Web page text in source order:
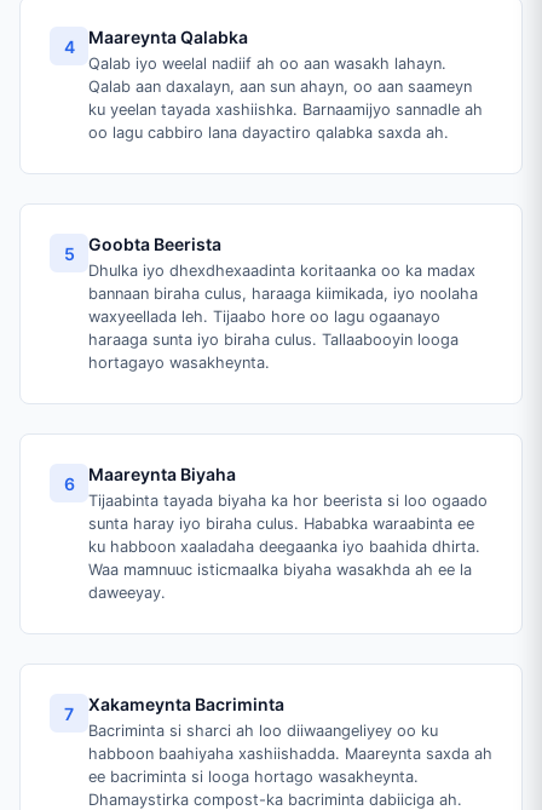
4 Maareynta Qalabka
Qalab iyo weelal nadiif ah oo aan wasakh lahayn.
Qalab aan daxalayn, aan sun ahayn, oo aan saameyn
ku yeelan tayada xashiishka. Barnaamijyo sannadle ah
oo lagu cabbiro lana dayactiro qalabka saxda ah.
5 Goobta Beerista
Dhulka iyo dhexdhexaadinta koritaanka oo ka madax
bannaan biraha culus, haraaga kiimikada, iyo noolaha
waxyeellada leh. Tijaabo hore oo lagu ogaanayo
haraaga sunta iyo biraha culus. Tallaabooyin looga
hortagayo wasakheynta.
6 Maareynta Biyaha
Tijaabinta tayada biyaha ka hor beerista si loo ogaado
sunta haray iyo biraha culus. Hababka waraabinta ee
ku habboon xaaladaha deegaanka iyo baahida dhirta.
Waa mamnuuc isticmaalka biyaha wasakhda ah ee la
daweeyay.
7 Xakameynta Bacriminta
Bacriminta si sharci ah loo diiwaangeliyey oo ku
habboon baahiyaha xashiishadda. Maareynta saxda ah
ee bacriminta si looga hortago wasakheynta.
Dhamaystirka compost-ka bacriminta dabiiciga ah.